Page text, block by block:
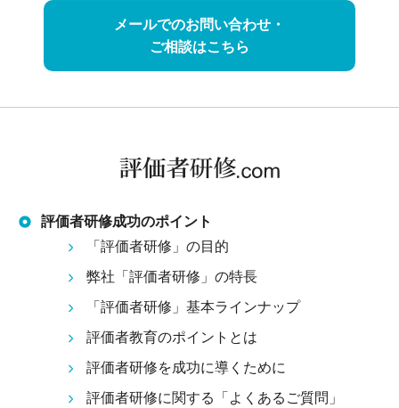
メールでのお問い合わせ・
ご相談はこちら
評価者研修成功のポイント
「評価者研修」の目的
弊社「評価者研修」の特長
「評価者研修」基本ラインナップ
評価者教育のポイントとは
評価者研修を成功に導くために
評価者研修に関する「よくあるご質問」